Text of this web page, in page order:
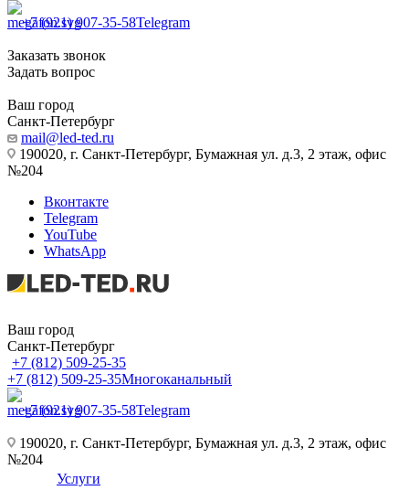
+7 (921) 907-35-58Telegram
Заказать звонок
Задать вопрос
Ваш город
Санкт-Петербург
mail@led-ted.ru
190020, г. Санкт-Петербург, Бумажная ул. д.3, 2 этаж, офис
№204
Вконтакте
Telegram
YouTube
WhatsApp
Ваш город
Санкт-Петербург
+7 (812) 509-25-35
+7 (812) 509-25-35Многоканальный
+7 (921) 907-35-58Telegram
190020, г. Санкт-Петербург, Бумажная ул. д.3, 2 этаж, офис
№204
Услуги